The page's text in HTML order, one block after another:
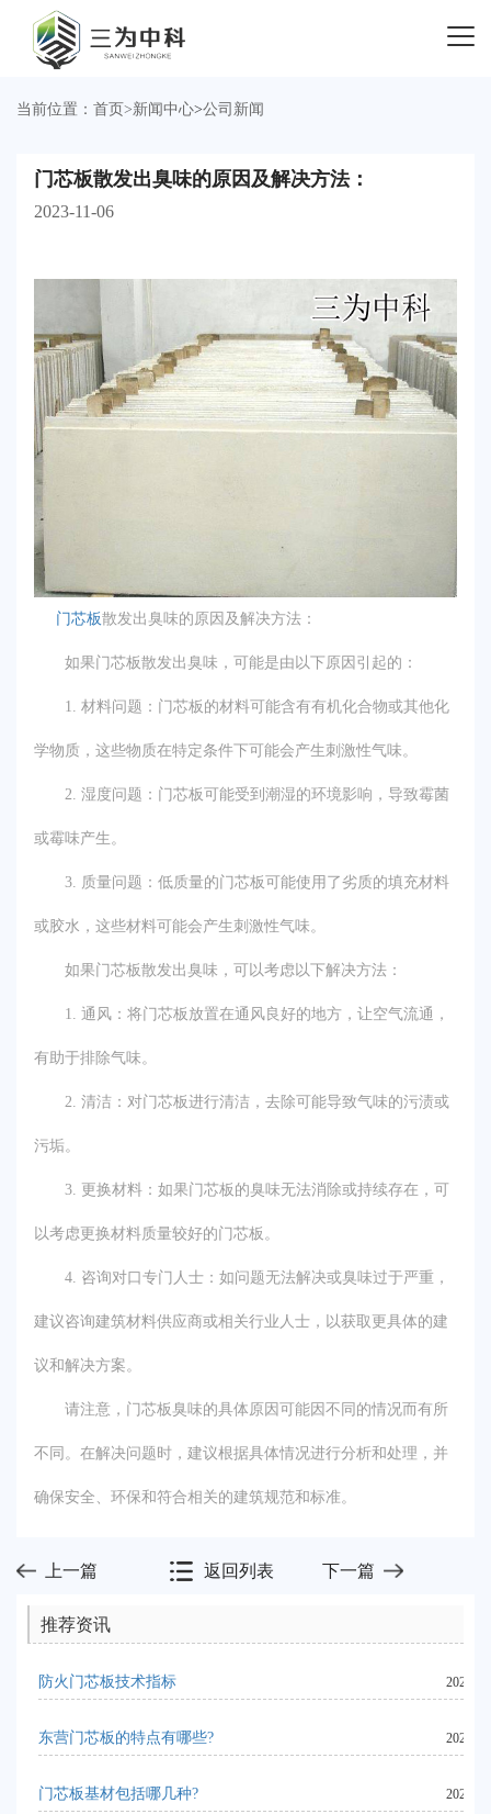
当前位置： 首页 >新闻中心>公司新闻
门芯板散发出臭味的原因及解决方法：
2023-11-06
门芯板散发出臭味的原因及解决方法：
如果门芯板散发出臭味，可能是由以下原因引起的：
1. 材料问题：门芯板的材料可能含有有机化合物或其他化
学物质，这些物质在特定条件下可能会产生刺激性气味。
2. 湿度问题：门芯板可能受到潮湿的环境影响，导致霉菌
或霉味产生。
3. 质量问题：低质量的门芯板可能使用了劣质的填充材料
或胶水，这些材料可能会产生刺激性气味。
如果门芯板散发出臭味，可以考虑以下解决方法：
1. 通风：将门芯板放置在通风良好的地方，让空气流通，
有助于排除气味。
2. 清洁：对门芯板进行清洁，去除可能导致气味的污渍或
污垢。
3. 更换材料：如果门芯板的臭味无法消除或持续存在，可
以考虑更换材料质量较好的门芯板。
4. 咨询对口专门人士：如问题无法解决或臭味过于严重，
建议咨询建筑材料供应商或相关行业人士，以获取更具体的建
议和解决方案。
请注意，门芯板臭味的具体原因可能因不同的情况而有所
不同。在解决问题时，建议根据具体情况进行分析和处理，并
确保安全、环保和符合相关的建筑规范和标准。
上一篇 返回列表 下一篇
推荐资讯
防火门芯板技术指标 2024-
东营门芯板的特点有哪些? 2023-
门芯板基材包括哪几种? 2023-